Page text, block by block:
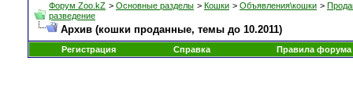
Форум Zoo.kZ > Основные разделы > Кошки > Объявления\кошки >
разведение
Архив (кошки проданные, темы до 10.2011)
Регистрация Справка Правила форума